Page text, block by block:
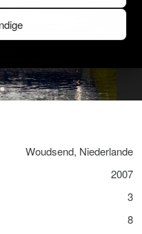
Woudsend, Niederlande
2007
3
8